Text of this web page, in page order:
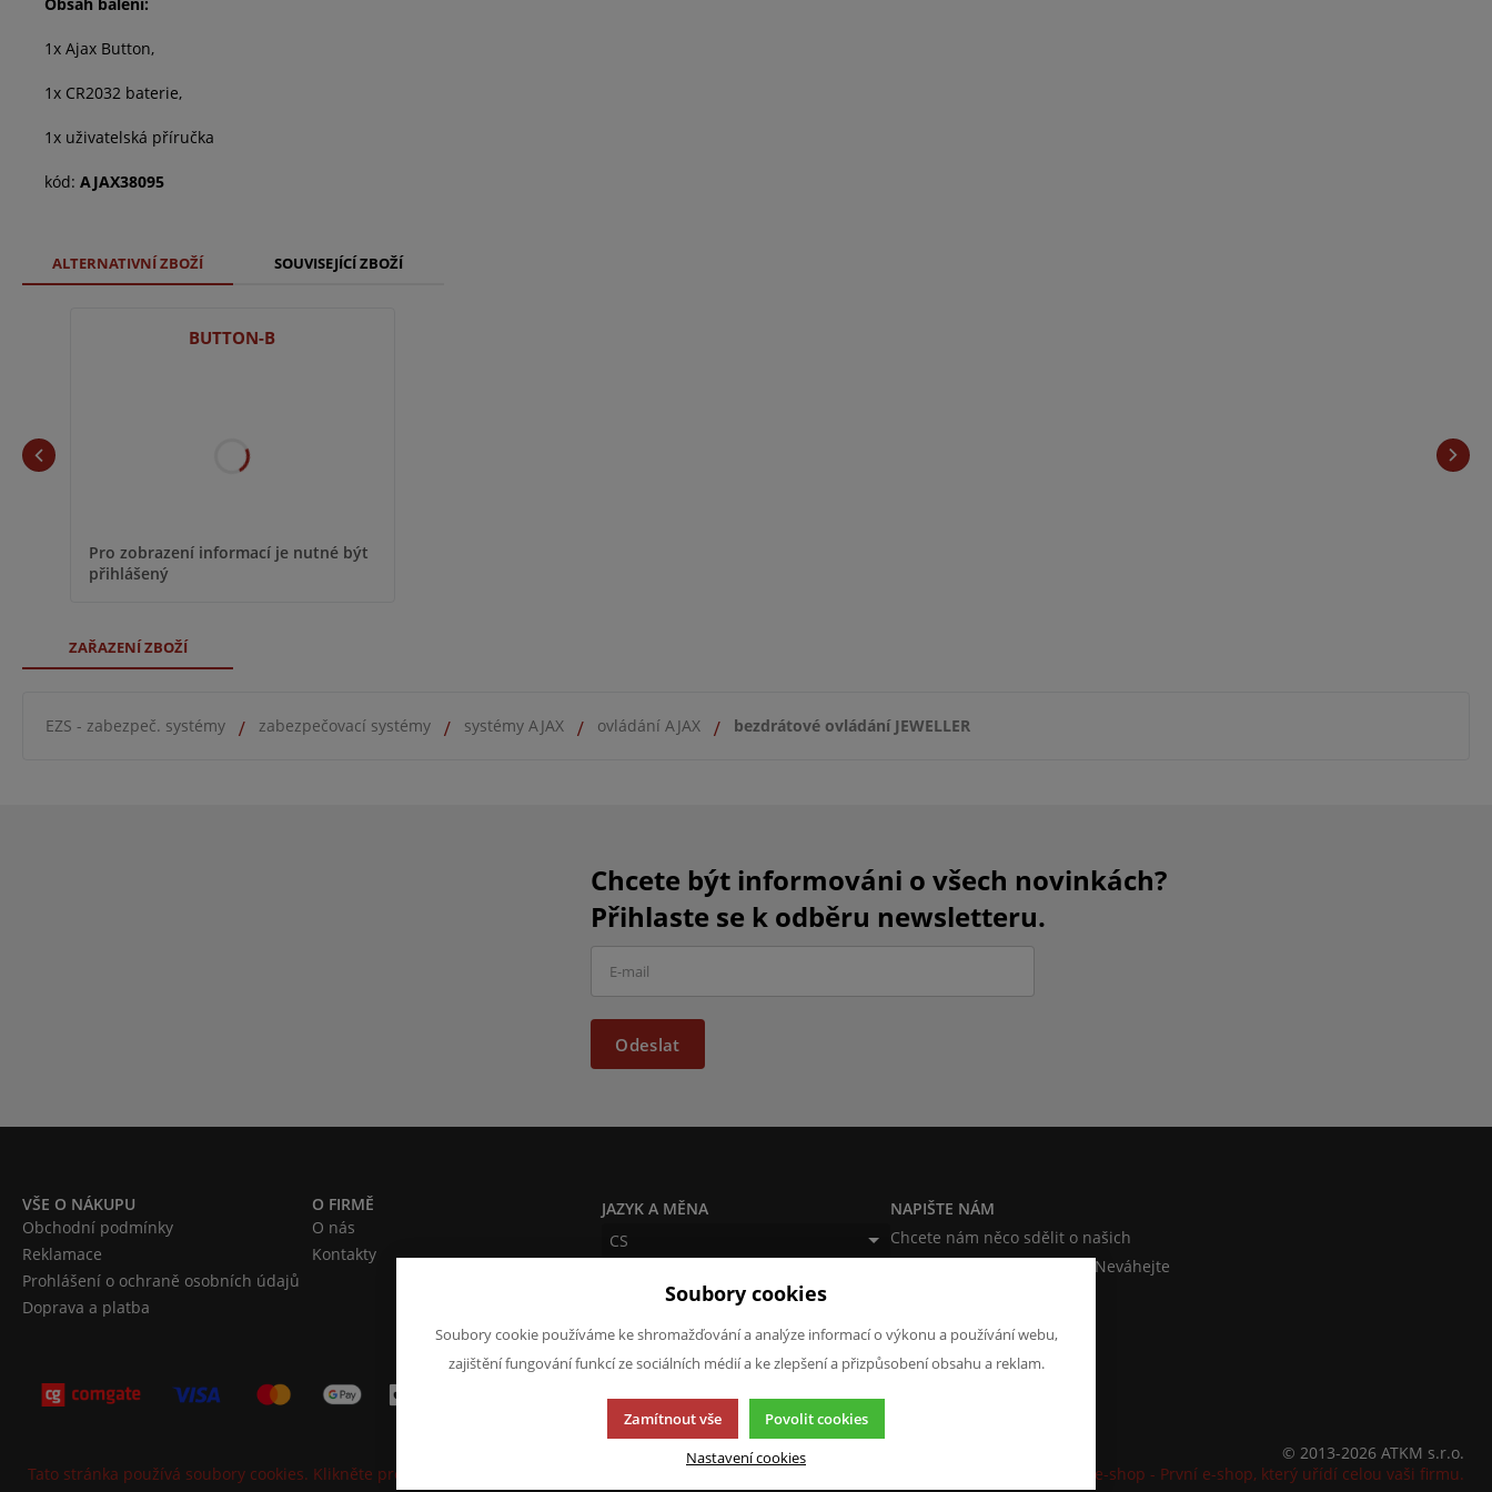
1x Ajax Button,
1x CR2032 baterie,
1x uživatelská příručka
kód: AJAX38095
ALTERNATIVNÍ ZBOŽÍ SOUVISEJÍCÍ ZBOŽÍ
BUTTON-B
Pro zobrazení informací je nutné být
přihlášený
ZAŘAZENÍ ZBOŽÍ
EZS - zabezpeč. systémy zabezpečovací systémy systémy AJAX ovládání AJAX bezdrátové ovládání JEWELLER
Chcete být informováni o všech novinkách?
Přihlaste se k odběru newsletteru.
Odeslat
VŠE O NÁKUPU
Obchodní podmínky
Reklamace
Prohlášení o ochraně osobních údajů
Doprava a platba
O FIRMĚ
O nás
Kontakty
JAZYK A MĚNA
CS
NAPIŠTE NÁM
Chcete nám něco sdělit o našich
produktech nebo e-shopu? Neváhejte
Chci napsat zprávu
Tato stránka používá soubory cookies. Klikněte pro více informací.
© 2013-2026 ATKM s.r.o.
K2 e-shop - První e-shop, který uřídí celou vaši firmu.
Soubory cookies
Soubory cookie používáme ke shromažďování a analýze informací o výkonu a používání webu,
zajištění fungování funkcí ze sociálních médií a ke zlepšení a přizpůsobení obsahu a reklam.
Zamítnout vše Povolit cookies
Nastavení cookies